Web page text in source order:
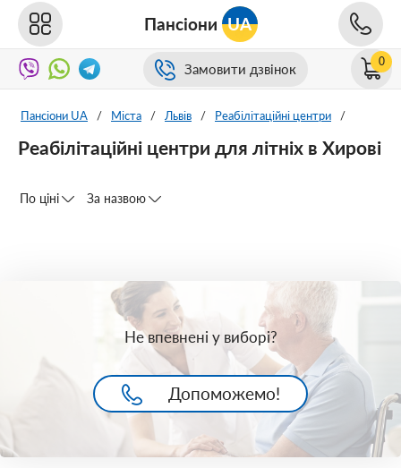
Пансіони UA
Замовити дзвінок 0
Пансіони UA / Міста / Львів / Реабілітаційні центри /
Реабілітаційні центри для літніх в Хирові
По ціні За назвою
Не впевнені у виборі?
Допоможемо!